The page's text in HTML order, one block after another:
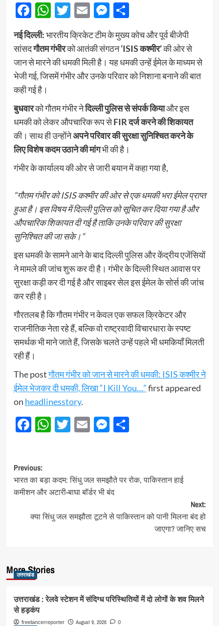
Facebook
WhatsApp
Twitter
EmailMessenger
Share
नई दिल्ली:भारतीय क्रिकेट टीम के मुख्य कोच और पूर्व बीजेपी
सांसदगौतम गंभीरको आतंकी संगठन‘ISIS कश्मीर’की ओर से
जान से मारने की धमकी मिली है। यह धमकी उन्हें ईमेल के माध्यम से
भेजी गई, जिसमें गंभीर और उनके परिवार को निशाना बनाने की बात
कही गई है।
बुधवारको गौतम गंभीर नेदिल्ली पुलिस से संपर्क कियाऔर इस
धमकी को लेकर औपचारिक रूप सेFIR दर्ज करने की शिकायत
की। साथ ही उन्होंनेअपने परिवार की सुरक्षा सुनिश्चित करने के
लिए विशेष कदम उठाने की मांगभी की है।
गंभीर के कार्यालय की ओर से जारी बयान में कहा गया है,
“गौतम गंभीर को ISIS कश्मीर की ओर से एक धमकी भरा ईमेल प्राप्त
हुआ है। इस विषय में दिल्ली पुलिस को सूचित कर दिया गया है और
औपचारिक शिकायत दी गई है ताकि उनके परिवार की सुरक्षा
सुनिश्चित की जा सके।”
इस धमकी के सामने आने के बाद दिल्ली पुलिस और केंद्रीय एजेंसियों
ने मामले की जांच शुरू कर दी है। गंभीर के दिल्ली स्थित आवास पर
सुरक्षा कड़ी कर दी गई है और साइबर सेल इस ईमेल के सोर्स की जांच
कर रही है।
गौरतलब है कि गौतम गंभीर न केवल एक सफल क्रिकेटर और
राजनीतिक नेता रहे हैं, बल्कि वो राष्ट्रवादी विचारधारा के स्पष्ट
समर्थक भी माने जाते हैं, जिसके चलते उन्हें पहले भी धमकियाँ मिलती
रही हैं।
The postगौतम गंभीर को जान से मारने की धमकी: ISIS कश्मीर ने
ईमेल भेजकर दी धमकी, लिखा “I Kill You…”first appeared
on headlinesstory.
Facebook
WhatsApp
Twitter
EmailMessenger
Share
Post
navigation
Previous:
भारत का बड़ा कदम: सिंधु जल समझौते पर रोक, पाकिस्तान हाई
कमीशन और अटारी-बाघा बॉर्डर भी बंद
Next:
क्या सिंधु जल समझौता टूटने से पाकिस्तान को पानी मिलना बंद हो
जाएगा? जानिए सच
More Stories
उत्तराखंड
उत्तराखंड : रेलवे स्टेशन में संदिग्ध परिस्थितियों में दो लोगों के शव मिलने
से हड़कंप
freelancerreporter August 9, 2026 0